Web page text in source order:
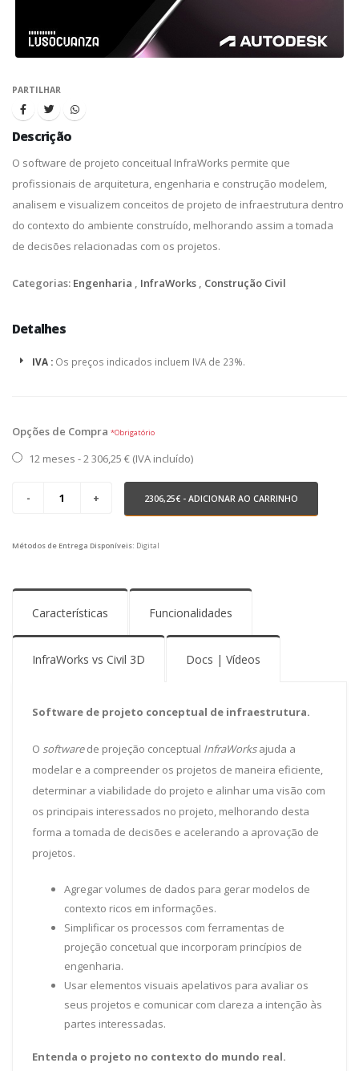
PARTILHAR
Descrição
O software de projeto conceitual InfraWorks permite que
profissionais de arquitetura, engenharia e construção modelem,
analisem e visualizem conceitos de projeto de infraestrutura dentro
do contexto do ambiente construído, melhorando assim a tomada
de decisões relacionadas com os projetos.
Categorias: Engenharia , InfraWorks , Construção Civil
Detalhes
IVA : Os preços indicados incluem IVA de 23%.
Opções de Compra *Obrigatório
12 meses - 2 306,25 € (IVA incluído)
2306,25€ - ADICIONAR AO CARRINHO
Métodos de Entrega Disponíveis: Digital
Características Funcionalidades
InfraWorks vs Civil 3D Docs | Vídeos
Software de projeto conceptual de infraestrutura.
O softwarede projeção conceptual InfraWorksajuda a
modelar e a compreender os projetos de maneira eficiente,
determinar a viabilidade do projeto e alinhar uma visão com
os principais interessados no projeto, melhorando desta
forma a tomada de decisões e acelerando a aprovação de
projetos.
Agregar volumes de dados para gerar modelos de
contexto ricos em informações.
Simplificar os processos com ferramentas de
projeção concetual que incorporam princípios de
engenharia.
Usar elementos visuais apelativos para avaliar os
seus projetos e comunicar com clareza a intenção às
partes interessadas.
Entenda o projeto no contexto do mundo real.